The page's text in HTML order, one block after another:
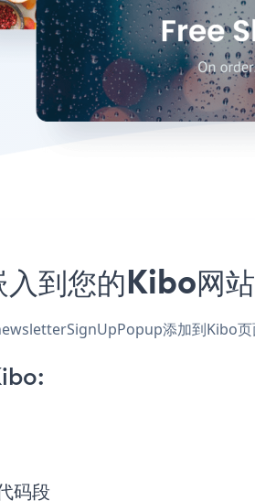
到您的Kibo网站
添加到Kibo页
码段